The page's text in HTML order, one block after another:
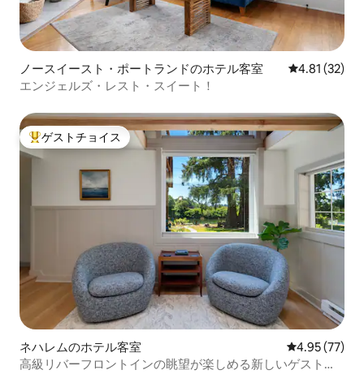
ノースイースト・ポートランドのホテル客室 レビュー32
4.81 (32)
エンジェルズ・レスト・スイート！
大好評のゲストチョイスです。
ゲストチョイス
ネハレムのホテル客室 レビュー77
4.95 (77)
高級リバーフロントインの眺望が楽しめる新しいゲストル